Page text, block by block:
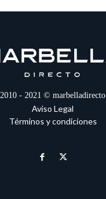
2010 - 2021 © marbelladirecto
Aviso Legal
Términos y condiciones